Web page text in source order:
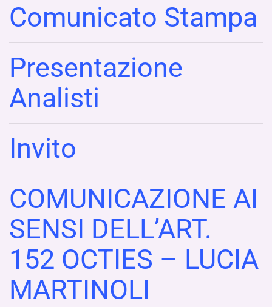
Comunicato Stampa
Presentazione
Analisti
Invito
COMUNICAZIONE AI
SENSI DELL’ART.
152 OCTIES – LUCIA
MARTINOLI